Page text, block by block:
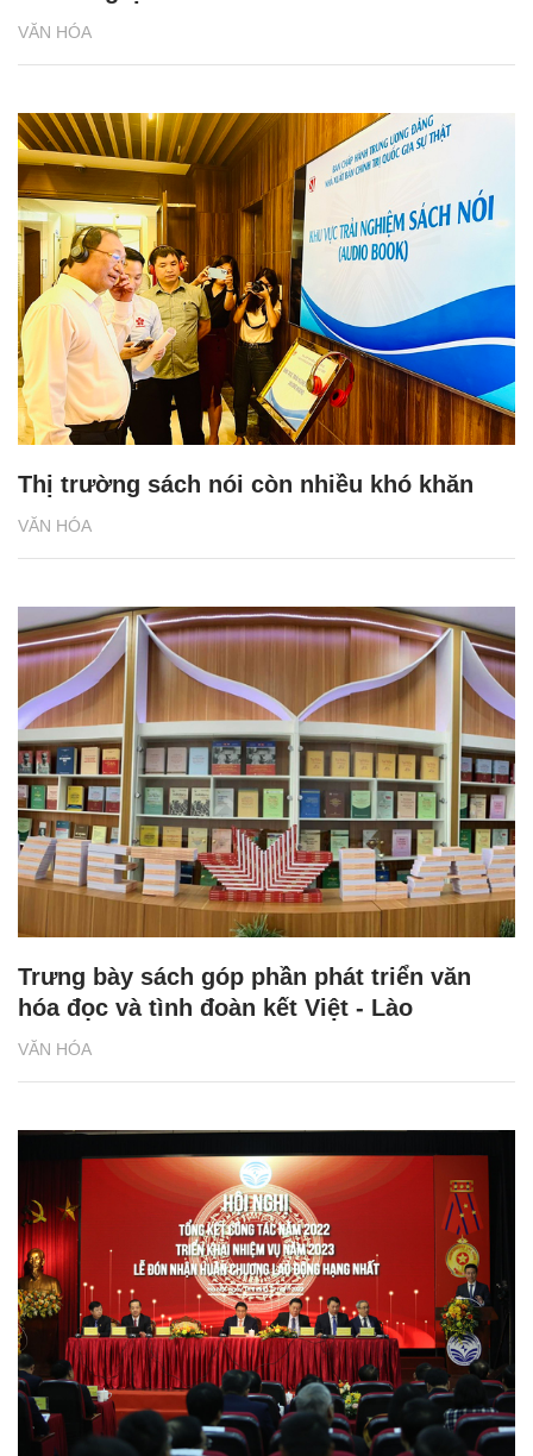
VĂN HÓA
VĂN HÓA
Thị trường sách nói còn nhiều khó khăn
VĂN HÓA
Trưng bày sách góp phần phát triển văn
hóa đọc và tình đoàn kết Việt - Lào